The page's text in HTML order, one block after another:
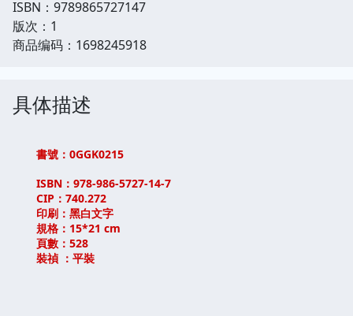
ISBN：9789865727147
版次：1
商品编码：1698245918
具体描述
書號：0GGK0215
ISBN：978-986-5727-14-7
CIP：740.272
印刷：黑白文字
規格：15*21 cm
頁數：528
裝禎 ：平裝